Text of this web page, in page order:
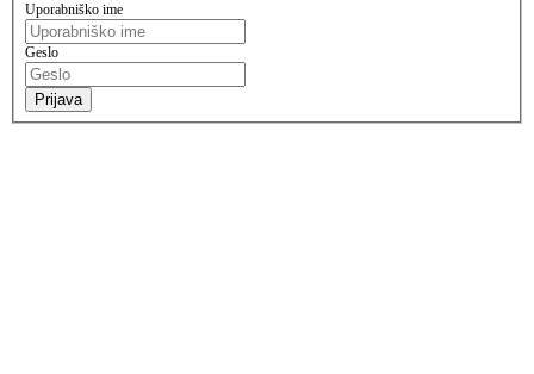
Uporabniško ime
Geslo